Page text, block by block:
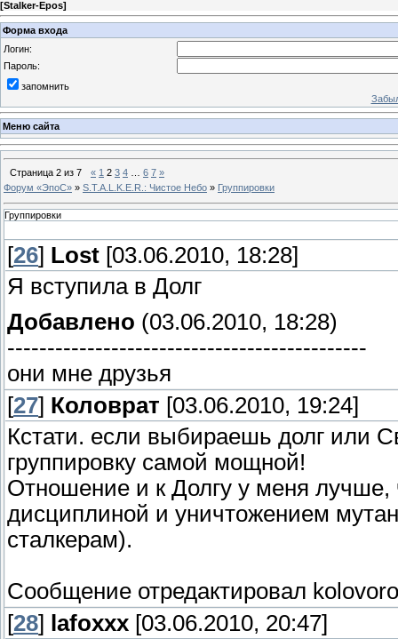
[Stalker-Epos]
Форма входа
Логин:
Пароль:
запомнить
Меню сайта
Страница 2 из 7 « 1 2 3 4 6 7 »
Форум «ЭпоС» » S.T.A.L.K.E.R.: Чистое Небо » Группировки
Группировки
[26] Lost [03.06.2010, 18:28]
Я вступила в Долг
Добавлено (03.06.2010, 18:28)
---------------------------------------------
они мне друзья
[27] Коловрат [03.06.2010, 19:24]
Кстати. если выбираешь долг или
группировку самой мощной!
Отношение и к Долгу у меня лучше,
дисциплиной и уничтожением
сталкерам).
Сообщение отредактировал
[28] lafoxxx [03.06.2010, 20:47]